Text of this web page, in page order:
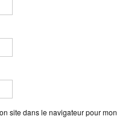
site dans le navigateur pour mon